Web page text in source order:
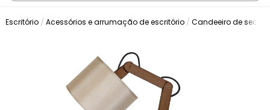
Escritório Acessórios e arrumação de escritório Candeeiro de